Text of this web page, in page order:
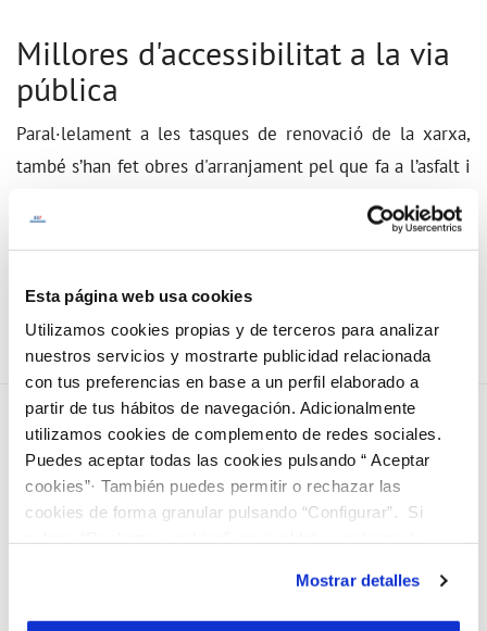
Esta página web usa cookies
Utilizamos cookies propias y de terceros para analizar
nuestros servicios y mostrarte publicidad relacionada
con tus preferencias en base a un perfil elaborado a
partir de tus hábitos de navegación. Adicionalmente
utilizamos cookies de complemento de redes sociales.
Puedes aceptar todas las cookies pulsando “ Aceptar
cookies”· También puedes permitir o rechazar las
cookies de forma granular pulsando “Configurar”. Si
son indispensables para que el sitio web funcione y que
por tanto no se pueden desactivar. Puedes consultar
Mostrar detalles
Millores d'accessibilitat a la via
pública
Paral·lelament a les tasques de renovació de la xarxa,
també s’han fet obres d'arranjament pel que fa a l’asfalt i
les voreres d’un tram del carrer Firal, ja que presentava
un fort deteriorament. Així, s’ha millorat la seguretat
d'accessibilitat vigents.